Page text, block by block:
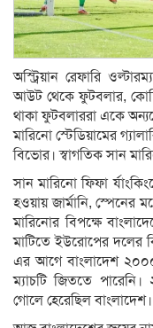
অস্ট্রিয়ান রেফারি
আউট থেকে ফুটবলার,
থাকা ফুটবলাররা একে
মারিনো স্টেডিয়ামের
বিভোর। স্বাগতিক সান
সান মারিনো ফিফা
হওয়ায় জার্মানি, স্পেনের
মারিনোর বিপক্ষে
মাটিতে ইউরোপের দলের
এর আগে বাংলাদেশ
ম্যাচটি জিততে
গোলে হেরেছিল বাংলাদেশ।